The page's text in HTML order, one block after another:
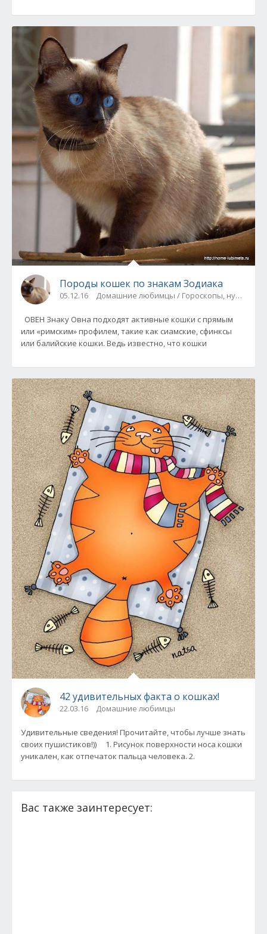
Породы кошек по знакам Зодиака
05.12.16 Домашние любимцы / Гороскопы,
ОВЕН Знаку Овна подходят активные кошки с прямым
или «римским» профилем, такие как сиамские, сфинксы
или балийские кошки. Ведь известно, что кошки
42 удивительных факта о кошках!
22.03.16 Домашние любимцы
Удивительные сведения! Прочитайте, чтобы лучше знать
своих пушистиков!)) 1. Рисунок поверхности носа кошки
уникален, как отпечаток пальца человека. 2.
Вас также заинтересует: